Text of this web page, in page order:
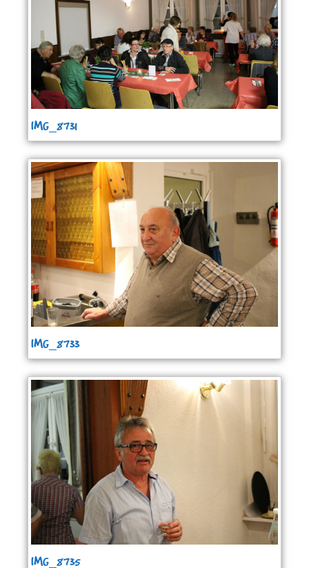
IMG_8731
IMG_8733
IMG_8735